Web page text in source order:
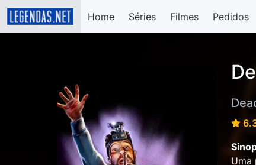
Home Séries Filmes Pedidos
Uma